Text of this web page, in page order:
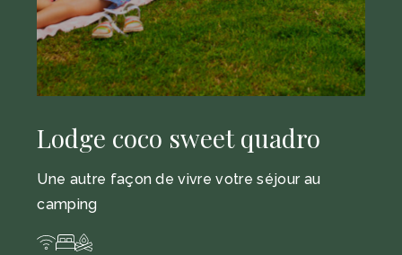
Lodge coco sweet quadro
Une autre façon de vivre votre séjour au
camping